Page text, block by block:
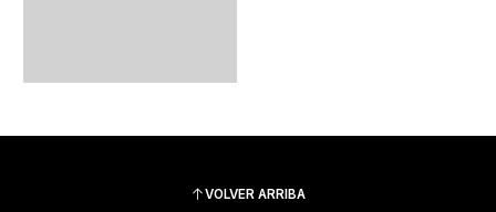
VOLVER ARRIBA